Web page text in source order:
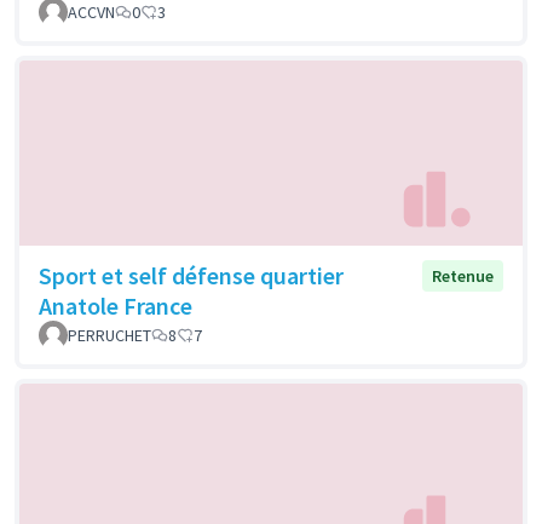
ACCVN 0 3
Sport et self défense quartier
Anatole France
Retenue
PERRUCHET 8 7